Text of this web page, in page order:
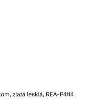
zlatá lesklá, REA-P4114